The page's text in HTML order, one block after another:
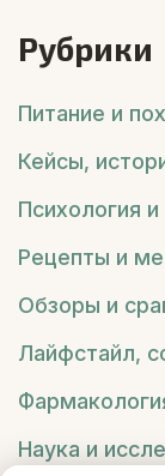
Рубрики
Питание и
Кейсы,
Психология
Рецепты и
Обзоры и
Лайфстайл,
Наука и